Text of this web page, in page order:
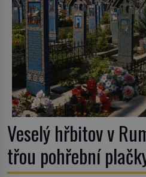
Veselý hřbitov v
třou pohřební